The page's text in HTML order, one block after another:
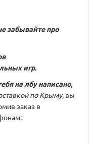
забывайте про
игр.
на лбу написано,
по Крыму, вы
заказ в